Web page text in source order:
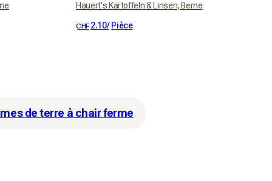
Hauert's Kartoffeln & Linsen, Berne
CHF 2.10/ Pièce
de terre à chair ferme